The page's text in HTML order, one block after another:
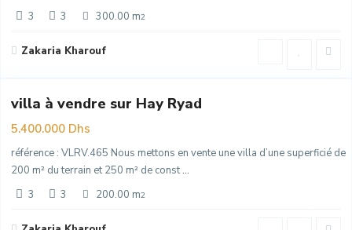
3
3 300.00 m2
Zakaria Kharouf
Riad,
villa à vendre sur Hay Ryad
5.400.000 Dhs
référence : VLRV.465 Nous mettons en vente une villa d’une superficié de
200 m² du terrain et 250 m² de const...
3
3 200.00 m2